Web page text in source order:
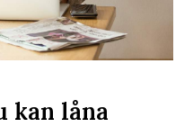
kan låna